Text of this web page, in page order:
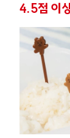
4.5점 이